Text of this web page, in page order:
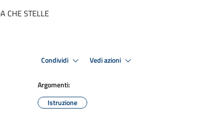
CHE STELLE
Condividi Vedi azioni
Argomenti:
Istruzione